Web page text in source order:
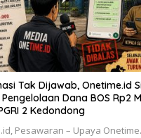
Tak Dijawab, Onetime.id
Pengelolaan Dana BOS Rp2
2 Kedondong
Pesawaran – Upaya